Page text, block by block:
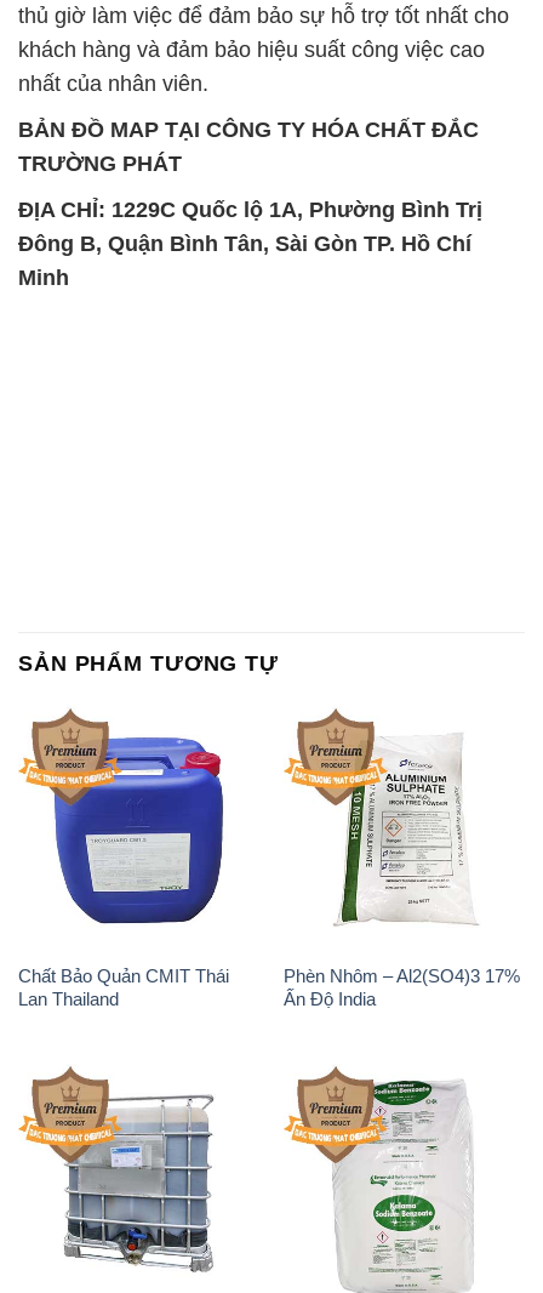
thủ giờ làm việc để đảm bảo sự hỗ trợ tốt nhất cho
khách hàng và đảm bảo hiệu suất công việc cao
nhất của nhân viên.
BẢN ĐỒ MAP TẠI CÔNG TY HÓA CHẤT ĐẮC
TRƯỜNG PHÁT
ĐỊA CHỈ: 1229C Quốc lộ 1A, Phường Bình Trị
Đông B, Quận Bình Tân, Sài Gòn TP. Hồ Chí
Minh
SẢN PHẨM TƯƠNG TỰ
Chất Bảo Quản CMIT Thái
Lan Thailand
Phèn Nhôm – Al2(SO4)3 17%
Ấn Độ India